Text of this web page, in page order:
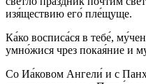
изя́ществию его́ пле́щуще.
Ка́ко восписа́ся в тебе́,
умно́жися чрез покая́ние и
Со Иа́ковом Ангели́ и с